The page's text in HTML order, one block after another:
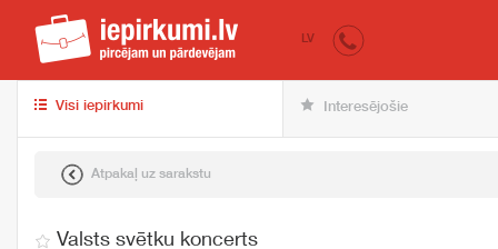
iepirkumi.lv
LV
Visi iepirkumi Interesējošie
Atpakaļ uz sarakstu
Valsts svētku koncerts